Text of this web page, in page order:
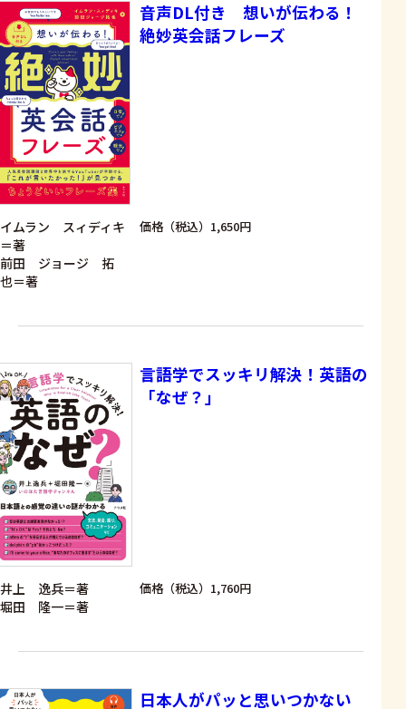
音声DL付き 想いが伝わる！
絶妙英会話フレーズ
イムラン スィディキ
＝著
前田 ジョージ 拓
也＝著
価格（税込）1,650円
言語学でスッキリ解決！英語の
「なぜ？」
井上 逸兵＝著
堀田 隆一＝著
価格（税込）1,760円
日本人がパッと思いつかない